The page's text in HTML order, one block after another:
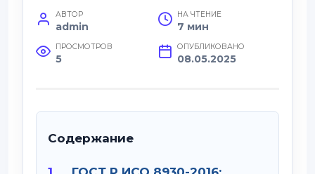
АВТОР
admin
НА ЧТЕНИЕ
7 мин
ПРОСМОТРОВ
5
ОПУБЛИКОВАНО
08.05.2025
Содержание